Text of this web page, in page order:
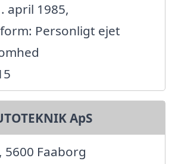
april 1985,
Personligt ejet
ApS
5600 Faaborg